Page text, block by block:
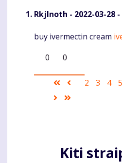
RkjInoth - 2022-03-28 -
Komentaras
buy ivermectin cream
0
0
Pagination
First
page
Ankstesnis
Puslapis
2 Puslapis
3 4 5
Sekantis
Kiti